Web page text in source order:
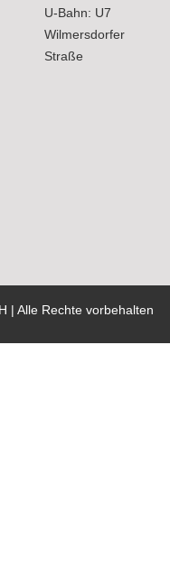
U-Bahn: U7
Wilmersdorfer
Straße
| Alle Rechte vorbehalten